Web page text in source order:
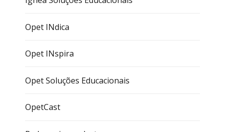
Opet INdica
Opet INspira
Opet Soluções Educacionais
OpetCast